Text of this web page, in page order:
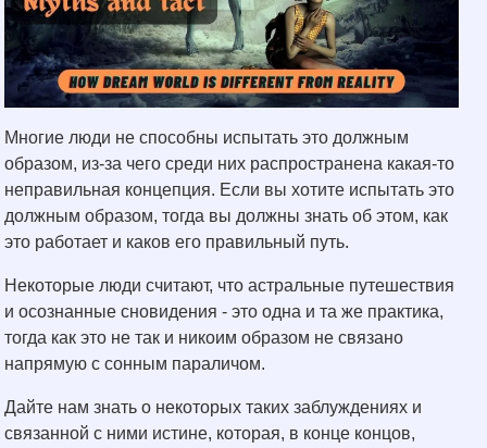
Многие люди не способны испытать это должным
образом, из-за чего среди них распространена какая-то
неправильная концепция. Если вы хотите испытать это
должным образом, тогда вы должны знать об этом, как
это работает и каков его правильный путь.
Некоторые люди считают, что астральные путешествия
и осознанные сновидения - это одна и та же практика,
тогда как это не так и никоим образом не связано
напрямую с сонным параличом.
Дайте нам знать о некоторых таких заблуждениях и
связанной с ними истине, которая, в конце концов,